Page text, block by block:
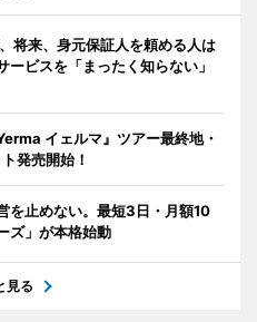
将来、身元保証人を頼める人は
ビスを「まったく知らない」
イェルマ』ツアー最終地・
発売開始！
を止めない。最短3日・月額10
ズ」が本格始動
見る